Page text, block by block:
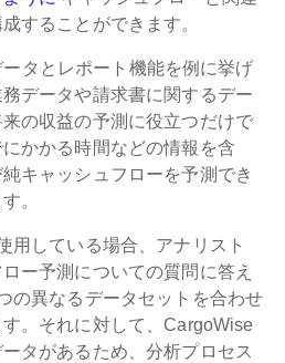
することができます。
タとレポート機能を例に挙げ
データや請求書に関するデー
の収益の予測に役立つだけで
かかる時間などの情報を含
キャッシュフローを予測でき
。
用している場合、アナリスト
ー予測についての質問に答え
の異なるデータセットを合わせ
。それに対して、CargoWise
タがあるため、分析プロセス